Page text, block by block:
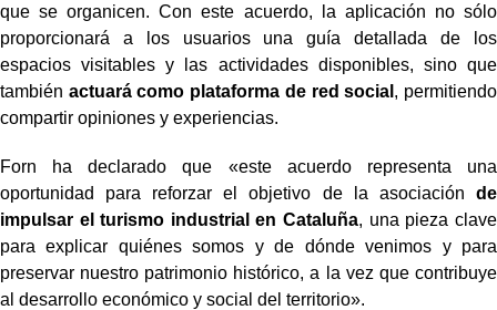
que se organicen. Con este acuerdo, la aplicación no sólo
proporcionará a los usuarios una guía detallada de los
espacios visitables y las actividades disponibles, sino que
también actuará como plataforma de red social , permitiendo
compartir opiniones y experiencias.
Forn ha declarado que «este acuerdo representa una
oportunidad para reforzar el objetivo de la asociación de
impulsar el turismo industrial en Cataluña, una pieza clave
para explicar quiénes somos y de dónde venimos y para
preservar nuestro patrimonio histórico, a la vez que contribuye
al desarrollo económico y social del territorio».